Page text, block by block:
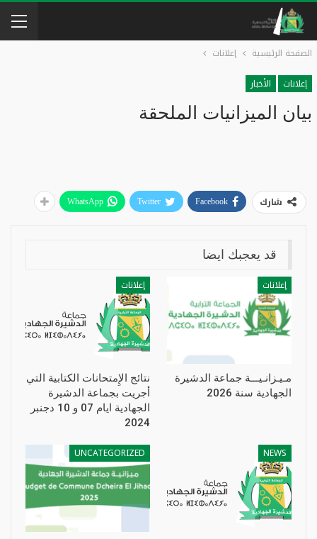
الصفحة الرئيسية
إعلانات
إعلانات
الأخبار
بيان الميزانيات الملحقة
شارك Facebook
Twitter
WhatsApp
قد يعجبك ايضا
إعلانات
مـيـزانـيـــة جماعة الدشيرة
الجهادية سنة 2026
إعلانات
نتائج الإِمتحانات الكتابية التي
أجريت بجماعة الدشيرة
الجهادية ايام 07 و 10 دجنبر
2024
NEWS
UNCATEGORIZED